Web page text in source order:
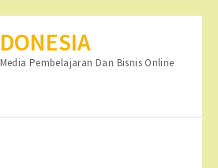
Pembelajaran Dan Bisnis Online